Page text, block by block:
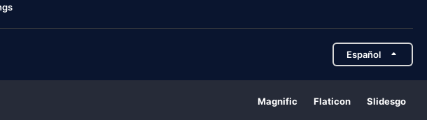
Español
Magnific Flaticon Slidesgo